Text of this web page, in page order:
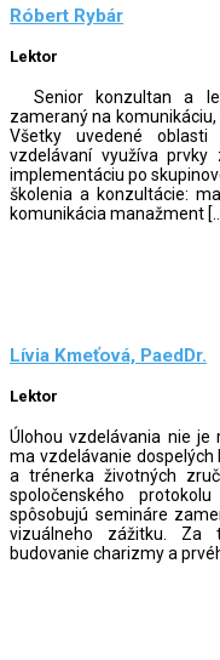
Róbert Rybár
Lektor
Senior konzultan a
zameraný na
Všetky uvedené
vzdelávaní využíva prvky
implementáciu po
školenia a konzultácie:
komunikácia manažment
Lívia Kmeťová, PaedDr.
Lektor
Úlohou vzdelávania nie
ma vzdelávanie
a trénerka životných
spoločenského
spôsobujú semináre
vizuálneho zážitku. Za
budovanie charizmy a